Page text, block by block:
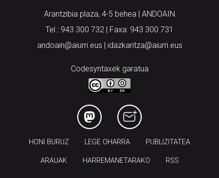
Arantzibia plaza, 4-5 behea | ANDOAIN
Tel.: 943 300 732 | Faxa: 943 300 731
andoain@aiurri.eus | idazkaritza@aiurri.eus
Codesyntaxek garatua
HONI BURUZ LEGE OHARRA PUBLIZITATEA
ARAUAK HARREMANETARAKO RSS